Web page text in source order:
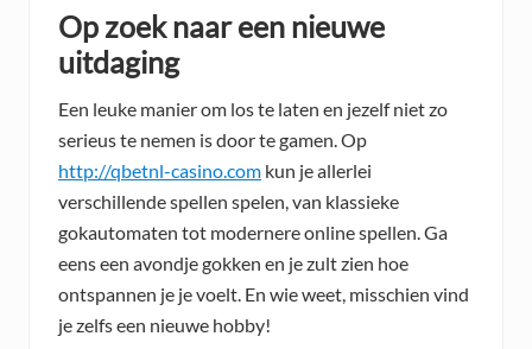
Op zoek naar een nieuwe
uitdaging
Een leuke manier om los te laten en jezelf niet zo
serieus te nemen is door te gamen. Op
http://qbetnl-casino.com kun je allerlei
verschillende spellen spelen, van klassieke
gokautomaten tot modernere online spellen. Ga
eens een avondje gokken en je zult zien hoe
ontspannen je je voelt. En wie weet, misschien vind
je zelfs een nieuwe hobby!